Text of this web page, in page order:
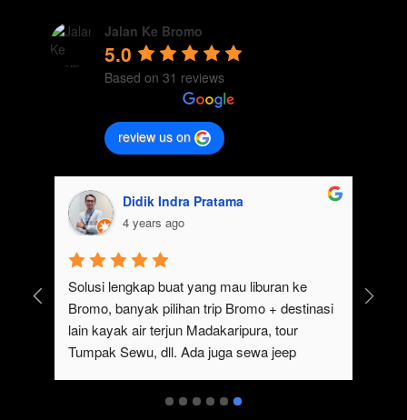
Jalan Ke Bromo
5.0
Based on 31 reviews
review us on
Didik Indra Pratama
4 years ago
Solusi lengkap buat yang mau liburan ke
Bromo, banyak pilihan trip Bromo + destinasi
lain kayak air terjun Madakaripura, tour
Tumpak Sewu, dll. Ada juga sewa jeep